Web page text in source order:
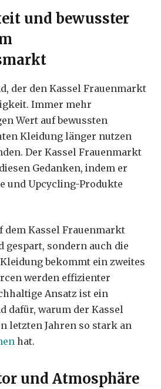
und bewusster
der den Kassel Frauenmarkt
Immer mehr
Wert auf bewussten
Kleidung länger nutzen
Der Kassel Frauenmarkt
Gedanken, indem er
und Upcycling-Produkte
dem Kassel Frauenmarkt
gespart, sondern auch die
bekommt ein zweites
werden effizienter
Ansatz ist ein
dafür, warum der Kassel
letzten Jahren so stark an
hat.
und Atmosphäre